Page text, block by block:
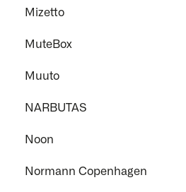
Mizetto
MuteBox
Muuto
NARBUTAS
Noon
Normann Copenhagen